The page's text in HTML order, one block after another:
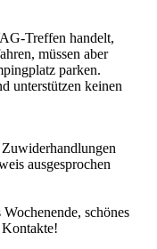
Treffen handelt,
müssen aber
parken.
unterstützen keinen
ausgesprochen
schönes
Kontakte!